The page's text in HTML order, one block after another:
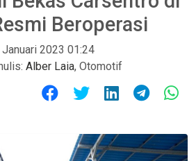
Beroperasi
2023 01:24
Alber Laia, Otomotif